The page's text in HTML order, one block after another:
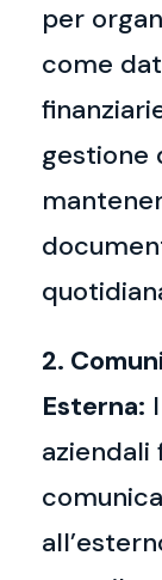
per
come
gestione
2.
Esterna:
aziendali